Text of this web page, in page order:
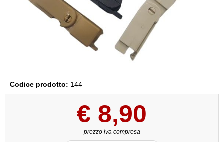
Codice prodotto: 144
€ 8,90
prezzo iva compresa